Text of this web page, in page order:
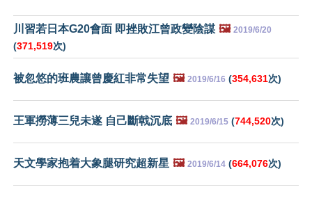
川習若日本G20會面 即挫敗江曾政變陰謀 🖼️ 2019/6/20
(371,519次)
被忽悠的班農讓曾慶紅非常失望 🖼️ 2019/6/16 (354,631次)
王軍撈薄三兒未遂 自己斷戟沉底 🖼️ 2019/6/15 (744,520次)
天文學家抱着大象腿研究超新星 🖼️ 2019/6/14 (664,076次)